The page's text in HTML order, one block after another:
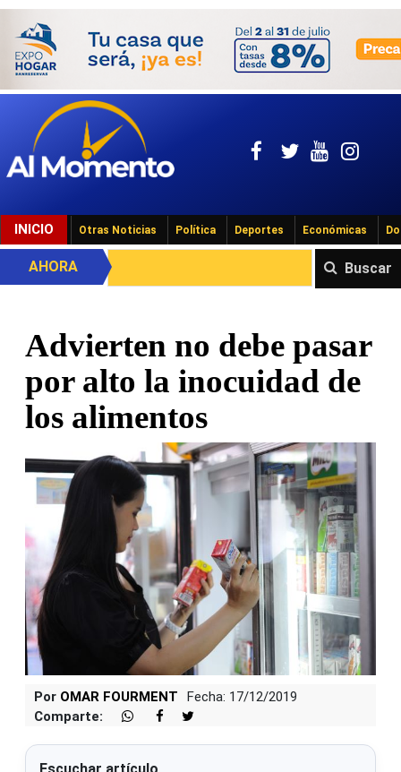
INICIO Otras Noticias Política Deportes Económicas
Buscar
AHORA
Advierten no debe pasar
por alto la inocuidad de
los alimentos
Por OMAR FOURMENT
Fecha: 17/12/2019
Comparte: